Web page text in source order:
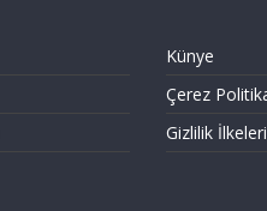
Künye
Çerez
Gizlilik İlkeleri